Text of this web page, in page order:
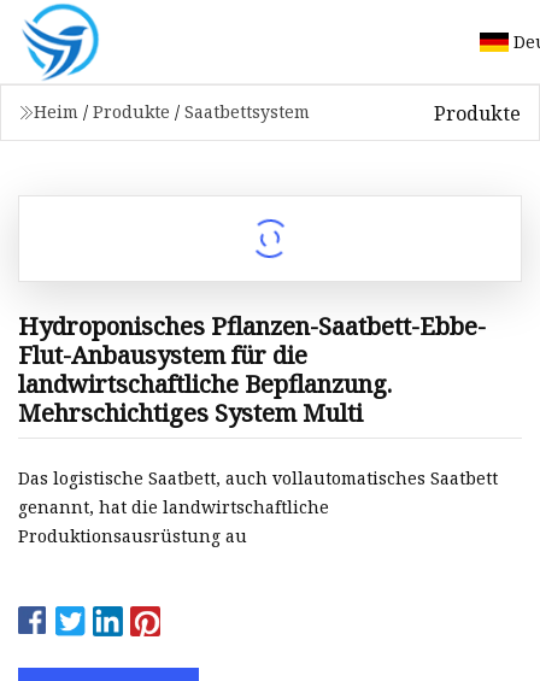
Heim / Produkte / Saatbettsystem Produkte
Hydroponisches Pflanzen-Saatbett-Ebbe-
Flut-Anbausystem für die
landwirtschaftliche Bepflanzung.
Mehrschichtiges System Multi
Das logistische Saatbett, auch vollautomatisches Saatbett
genannt, hat die landwirtschaftliche
Produktionsausrüstung au